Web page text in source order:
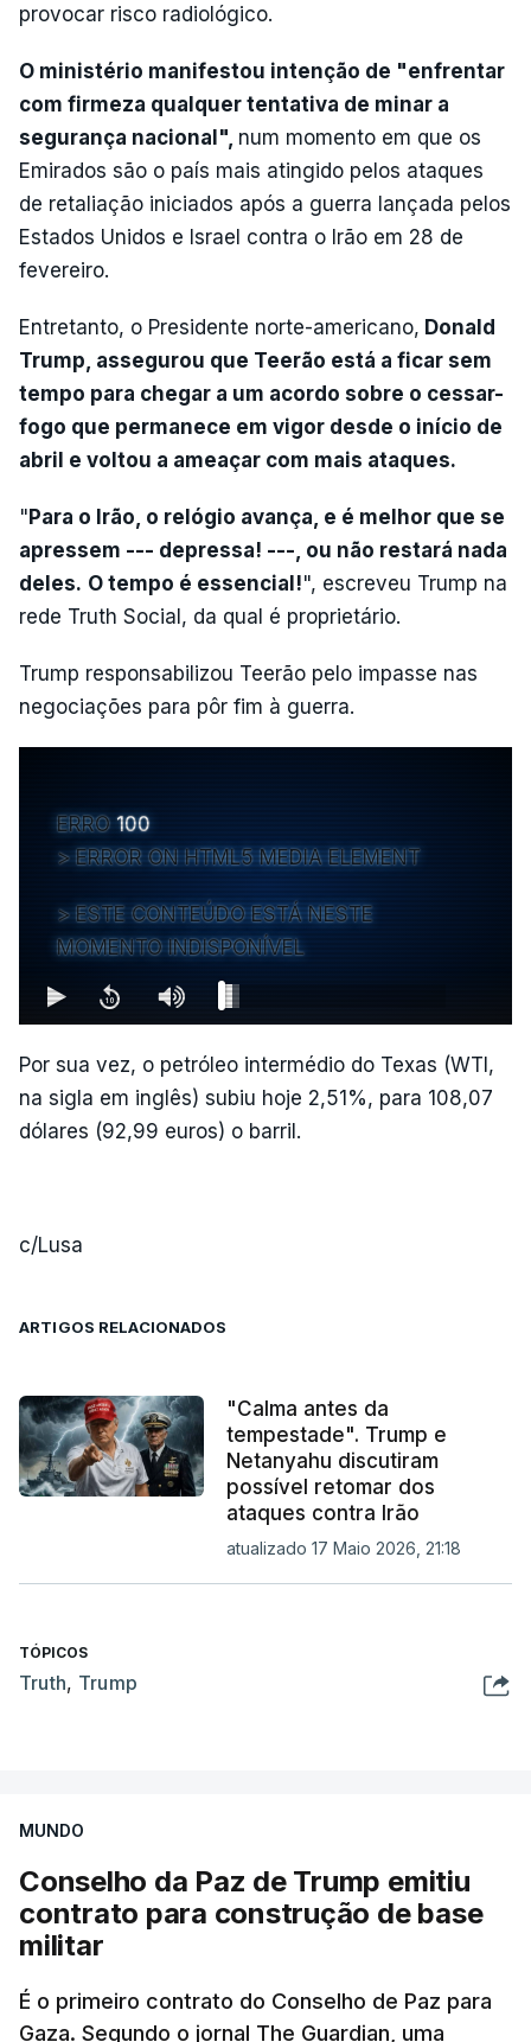
provocar risco radiológico.
O ministério manifestou intenção de "enfrentar
com firmeza qualquer tentativa de minar a
segurança nacional", num momento em que os
Emirados são o país mais atingido pelos ataques
de retaliação iniciados após a guerra lançada pelos
Estados Unidos e Israel contra o Irão em 28 de
fevereiro.
Entretanto, o Presidente norte-americano, Donald
Trump, assegurou que Teerão está a ficar sem
tempo para chegar a um acordo sobre o cessar-
fogo que permanece em vigor desde o início de
abril e voltou a ameaçar com mais ataques.
"Para o Irão, o relógio avança, e é melhor que se
apressem --- depressa! ---, ou não restará nada
deles. O tempo é essencial!", escreveu Trump na
rede Truth Social, da qual é proprietário.
Trump responsabilizou Teerão pelo impasse nas
negociações para pôr fim à guerra.
ERRO 100
ERROR ON HTML5 MEDIA ELEMENT
ESTE CONTEÚDO ESTÁ NESTE
MOMENTO INDISPONÍVEL
Por sua vez, o petróleo intermédio do Texas (WTI,
na sigla em inglês) subiu hoje 2,51%, para 108,07
dólares (92,99 euros) o barril.
c/Lusa
ARTIGOS RELACIONADOS
"Calma antes da
tempestade". Trump e
Netanyahu discutiram
possível retomar dos
ataques contra Irão
atualizado 17 Maio 2026, 21:18
TÓPICOS
Truth, Trump
MUNDO
Conselho da Paz de Trump emitiu
contrato para construção de base
militar
É o primeiro contrato do Conselho de Paz para
Gaza. Segundo o jornal The Guardian, uma